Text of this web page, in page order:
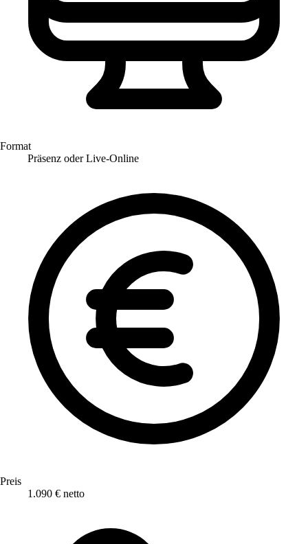
Format
Präsenz oder Live-Online
Preis
1.090 € netto